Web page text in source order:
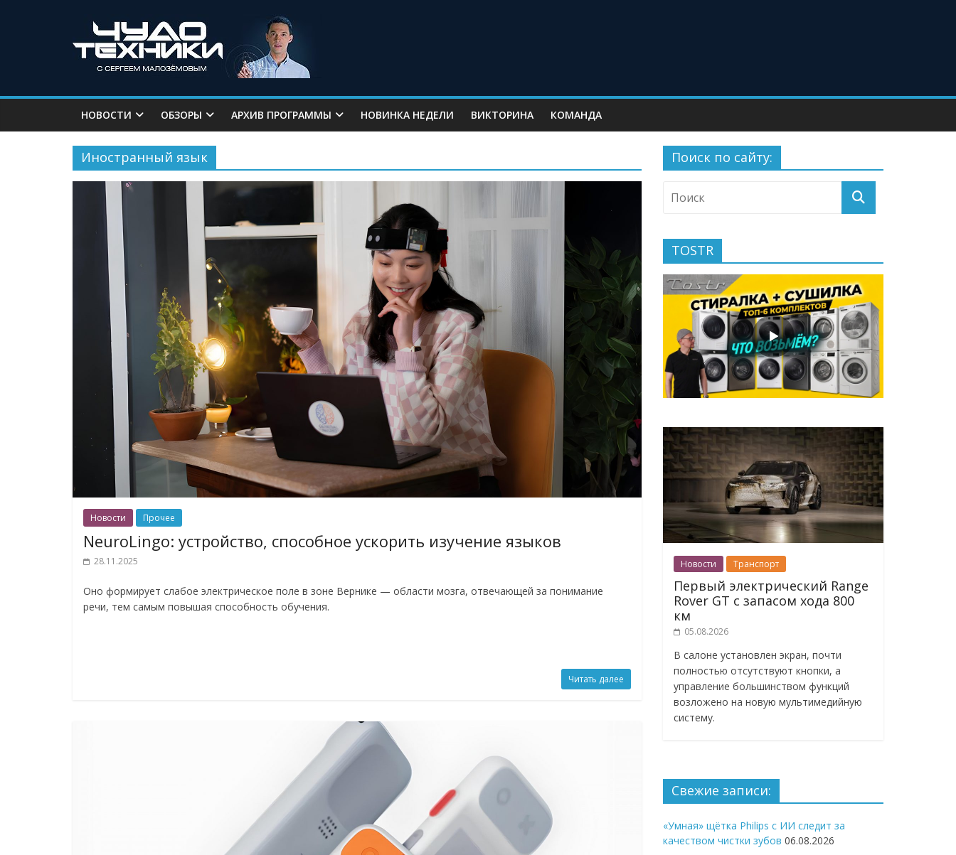
НОВОСТИ ОБЗОРЫ АРХИВ ПРОГРАММЫ НОВИНКА НЕДЕЛИ ВИКТОРИНА КОМАНДА
Иностранный язык
Новости Прочее
NeuroLingo: устройство, способное ускорить изучение языков
28.11.2025
Оно формирует слабое электрическое поле в зоне Вернике — области мозга, отвечающей за понимание
речи, тем самым повышая способность обучения.
Читать далее
Поиск по сайту:
TOSTR
Новости Транспорт
Первый электрический Range
Rover GT с запасом хода 800
км
05.08.2026
В салоне установлен экран, почти
полностью отсутствуют кнопки, а
управление большинством функций
возложено на новую мультимедийную
систему.
Свежие записи:
«Умная» щётка Philips с ИИ следит за
качеством чистки зубов 06.08.2026